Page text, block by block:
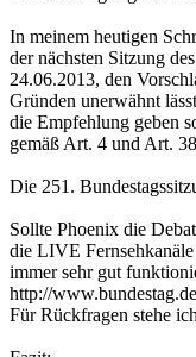
In meinem heutigen
der nächsten Sitzung
24.06.2013, den
Gründen unerwähnt
die Empfehlung geben
gemäß Art. 4 und Art.
Die 251.
Sollte Phoenix die
die LIVE Fernsehkanäle
immer sehr gut
http://
Für Rückfragen stehe